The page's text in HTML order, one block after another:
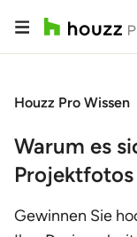
Houzz Pro Wissen
Warum es
Gewinnen Sie